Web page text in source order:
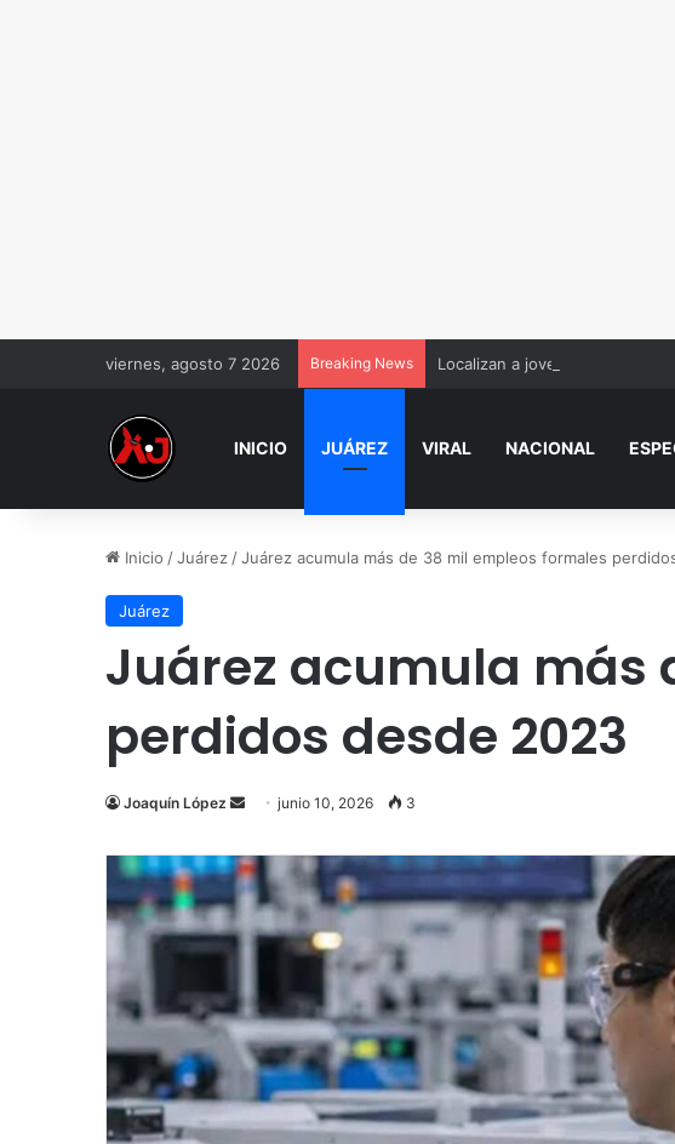
viernes, agosto 7 2026 Breaking News Localizan a jovencito sin vida
INICIO JUÁREZ VIRAL NACIONAL
Inicio /Juárez /Juárez acumula más de 38 mil empleos formales
Juárez
Juárez acumula más
perdidos desde 2023
Joaquín López
Send
email
junio 10, 2026 3